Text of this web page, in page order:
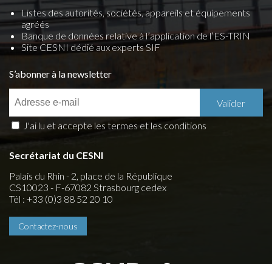
Listes des autorités, sociétés, appareils et équipements
agréés
Banque de données relative à l’application de l’ES-TRIN
Site CESNI dédié aux experts SIF
S’abonner à la newsletter
J'ai lu et accepte les termes et les conditions
Secrétariat du CESNI
Palais du Rhin - 2, place de la République
CS10023 - F-67082 Strasbourg cedex
Tél : +33 (0)3 88 52 20 10
Contactez-nous